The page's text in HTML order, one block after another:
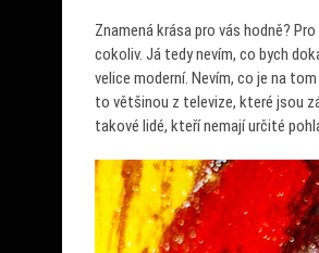
Znamená krása pro vás hodně?
cokoliv. Já tedy nevím, co bych
velice moderní. Nevím, co je na
to většinou z televize, které jsou
takové lidé, kteří nemají určité